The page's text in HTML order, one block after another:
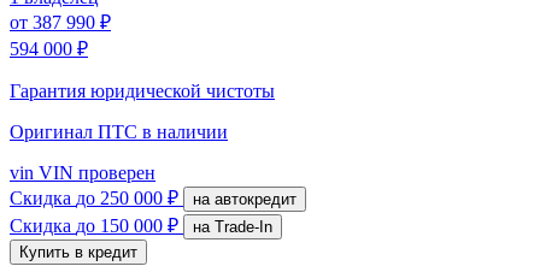
от 387 990 ₽
594 000 ₽
Гарантия юридической чистоты
Оригинал ПТС в наличии
vin VIN проверен
Скидка до 250 000 ₽ на автокредит
Скидка до 150 000 ₽
на Trade-In
Купить в кредит